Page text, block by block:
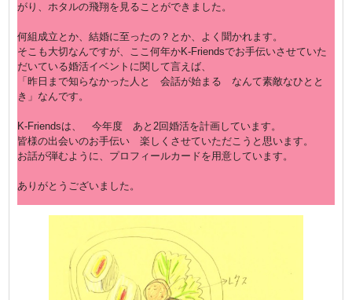
がり、ホタルの飛翔を見ることができました。
何組成立とか、結婚に至ったの？とか、よく聞かれます。
そこも大切なんですが、ここ何年かK-Friendsでお手伝いさせていた
だいている婚活イベントに関して言えば、
「 昨日まで知らなかった人と 会話が始まる なんて素敵なひとと
き 」なんです。
K-Friendsは、 今年度 あと2回婚活を計画しています。
皆様の出会いのお手伝い 楽しくさせていただこうと思います。
お話が弾むように、プロフィールカードを用意しています。
ありがとうございました。